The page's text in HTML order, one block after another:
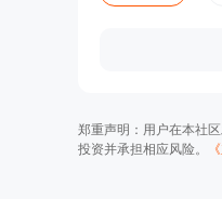
郑重声明：用户在本社
投资并承担相应风险。